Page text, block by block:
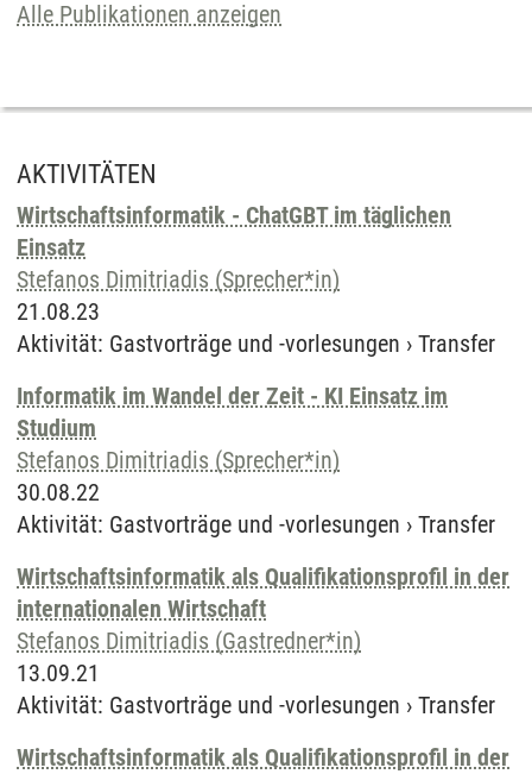
Alle Publikationen anzeigen
AKTIVITÄTEN
Wirtschaftsinformatik - ChatGBT im täglichen
Einsatz
Stefanos Dimitriadis (Sprecher*in)
21.08.23
Aktivität: Gastvorträge und -vorlesungen › Transfer
Informatik im Wandel der Zeit - KI Einsatz im
Studium
Stefanos Dimitriadis (Sprecher*in)
30.08.22
Aktivität: Gastvorträge und -vorlesungen › Transfer
Wirtschaftsinformatik als Qualifikationsprofil in der
internationalen Wirtschaft
Stefanos Dimitriadis (Gastredner*in)
13.09.21
Aktivität: Gastvorträge und -vorlesungen › Transfer
Wirtschaftsinformatik als Qualifikationsprofil in der